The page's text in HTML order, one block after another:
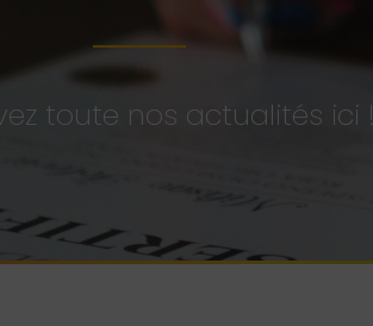
toute nos actualités ici !